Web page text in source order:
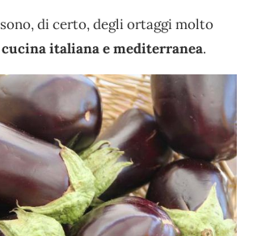
sono, di certo, degli ortaggi molto
cucina italiana e mediterranea.